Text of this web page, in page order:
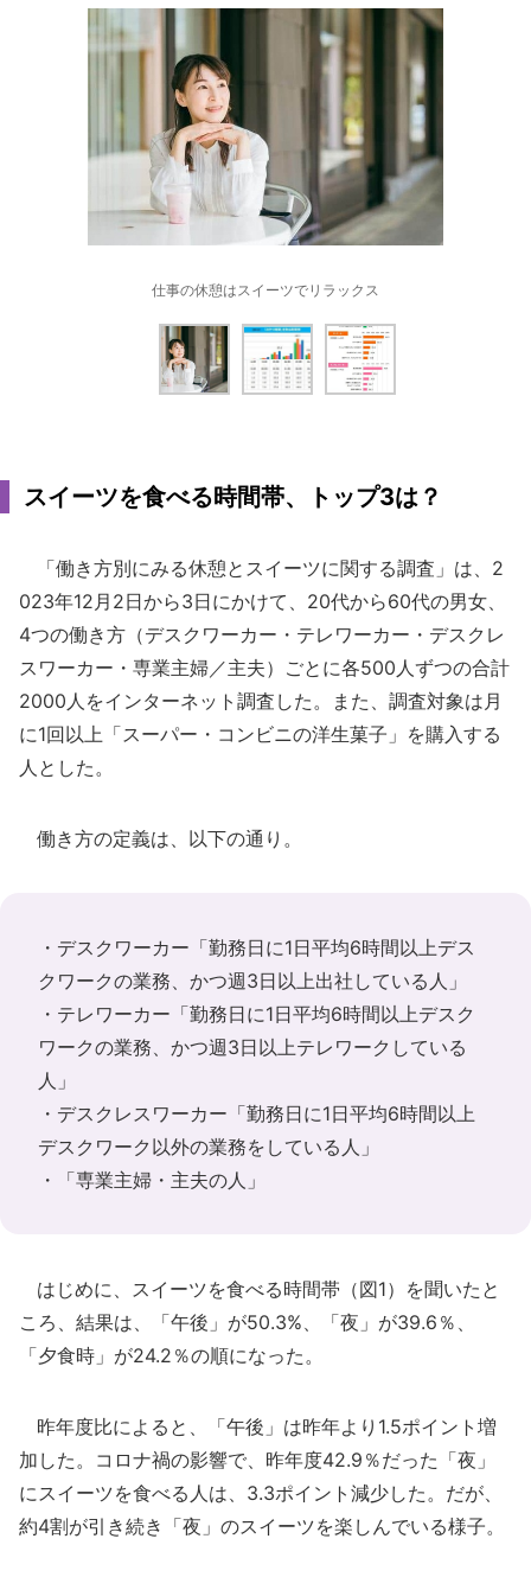
仕事の休憩はスイーツでリラックス
スイーツを食べる時間帯、トップ3は？
「働き方別にみる休憩とスイーツに関する調査」は、2
023年12月2日から3日にかけて、20代から60代の男女、
4つの働き方（デスクワーカー・テレワーカー・デスクレ
スワーカー・専業主婦／主夫）ごとに各500人ずつの合計
2000人をインターネット調査した。また、調査対象は月
に1回以上「スーパー・コンビニの洋生菓子」を購入する
人とした。
働き方の定義は、以下の通り。
・デスクワーカー「勤務日に1日平均6時間以上デス
クワークの業務、かつ週3日以上出社している人」
・テレワーカー「勤務日に1日平均6時間以上デスク
ワークの業務、かつ週3日以上テレワークしている
人」
・デスクレスワーカー「勤務日に1日平均6時間以上
デスクワーク以外の業務をしている人」
・「専業主婦・主夫の人」
はじめに、スイーツを食べる時間帯（図1）を聞いたと
ころ、結果は、「午後」が50.3%、「夜」が39.6％、
「夕食時」が24.2％の順になった。
昨年度比によると、「午後」は昨年より1.5ポイント増
加した。コロナ禍の影響で、昨年度42.9％だった「夜」
にスイーツを食べる人は、3.3ポイント減少した。だが、
約4割が引き続き「夜」のスイーツを楽しんでいる様子。